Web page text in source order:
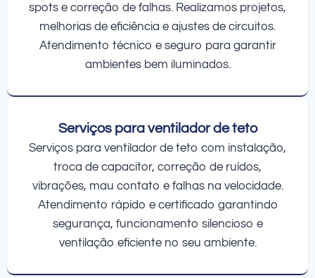
spots e correção de falhas. Realizamos projetos,
melhorias de eficiência e ajustes de circuitos.
Atendimento técnico e seguro para garantir
ambientes bem iluminados.
Serviços para ventilador de teto
Serviços para ventilador de teto com instalação,
troca de capacitor, correção de ruídos,
vibrações, mau contato e falhas na velocidade.
Atendimento rápido e certificado garantindo
segurança, funcionamento silencioso e
ventilação eficiente no seu ambiente.